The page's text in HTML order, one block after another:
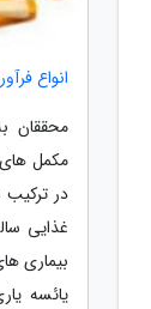
انواع
محققان
مکمل های
غذایی
بیماری
یائسه